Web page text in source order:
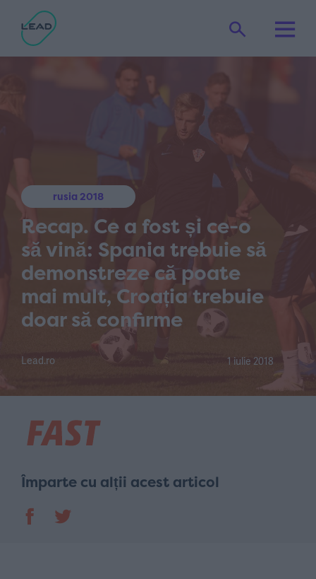
rusia 2018
Recap. Ce a fost și ce-o
să vină: Spania trebuie să
demonstreze că poate
mai mult, Croația trebuie
doar să confirme
Lead.ro 1 iulie 2018
Împarte cu alții acest articol